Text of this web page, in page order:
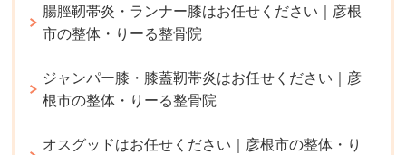
腸脛靭帯炎・ランナー膝はお任せください｜彦根
市の整体・りーる整骨院
ジャンパー膝・膝蓋靭帯炎はお任せください｜彦
根市の整体・りーる整骨院
オスグッドはお任せください｜彦根市の整体・り